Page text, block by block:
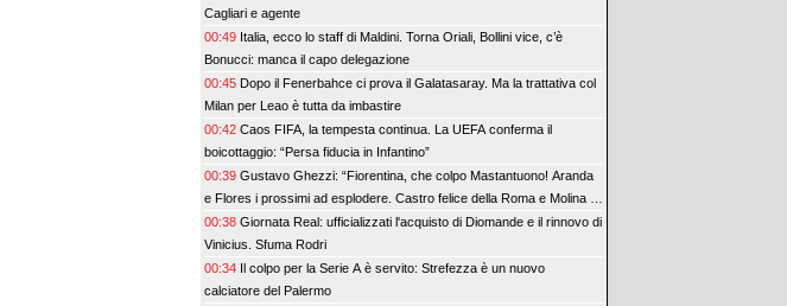
Cagliari e agente
00:49 Italia, ecco lo staff di Maldini. Torna Oriali, Bollini vice, c’è
Bonucci: manca il capo delegazione
00:45 Dopo il Fenerbahce ci prova il Galatasaray. Ma la trattativa col
Milan per Leao è tutta da imbastire
00:42 Caos FIFA, la tempesta continua. La UEFA conferma il
boicottaggio: “Persa fiducia in Infantino”
00:39 Gustavo Ghezzi: “Fiorentina, che colpo Mastantuono! Aranda
e Flores i prossimi ad esplodere. Castro felice della Roma e Molina è
un bel colpo”
00:38 Giornata Real: ufficializzati l'acquisto di Diomande e il rinnovo di
Vinicius. Sfuma Rodri
00:34 Il colpo per la Serie A è servito: Strefezza è un nuovo
calciatore del Palermo